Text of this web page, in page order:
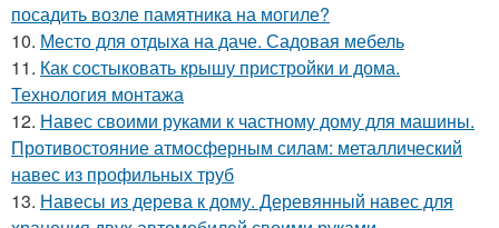
посадить возле памятника на могиле?
10. Место для отдыха на даче. Садовая мебель
11. Как состыковать крышу пристройки и дома.
Технология монтажа
12. Навес своими руками к частному дому для машины.
Противостояние атмосферным силам: металлический
навес из профильных труб
13. Навесы из дерева к дому. Деревянный навес для